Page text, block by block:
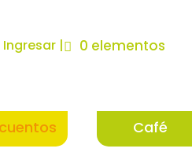
| 0 elementos
Café